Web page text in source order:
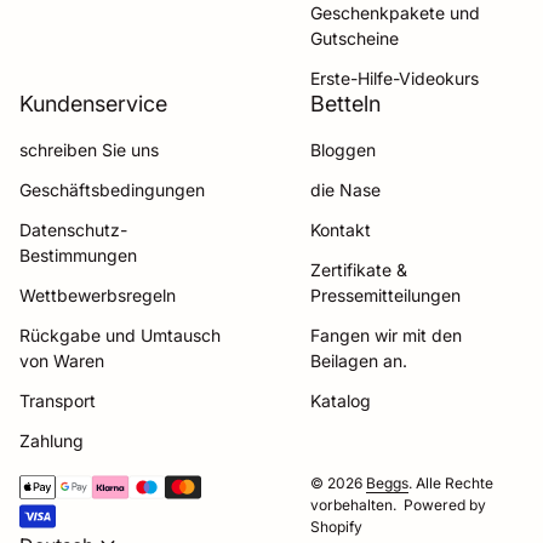
Geschenkpakete und
Gutscheine
Erste-Hilfe-Videokurs
Kundenservice
schreiben Sie uns
Geschäftsbedingungen
Datenschutz-
Bestimmungen
Wettbewerbsregeln
Rückgabe und Umtausch
von Waren
Transport
Zahlung
Betteln
Bloggen
die Nase
Kontakt
Zertifikate &
Pressemitteilungen
Fangen wir mit den
Beilagen an.
Katalog
Zahlungsmöglichkeiten © 2026 Beggs. Alle Rechte
vorbehalten. Powered by
Shopify